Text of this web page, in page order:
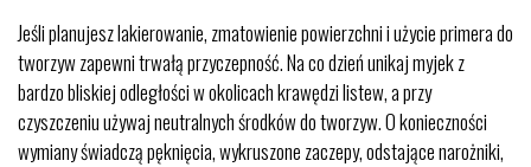
Jeśli planujesz lakierowanie, zmatowienie powierzchni i użycie primera do
tworzyw zapewni trwałą przyczepność. Na co dzień unikaj myjek z
bardzo bliskiej odległości w okolicach krawędzi listew, a przy
czyszczeniu używaj neutralnych środków do tworzyw. O konieczności
wymiany świadczą pęknięcia, wykruszone zaczepy, odstające narożniki,